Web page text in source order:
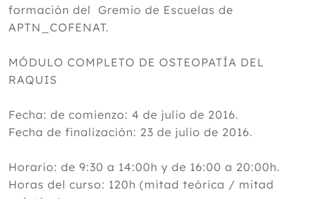
formación del Gremio de Escuelas de
APTN_COFENAT.
MÓDULO COMPLETO DE OSTEOPATÍA DEL
RAQUIS
Fecha: de comienzo: 4 de julio de 2016.
Fecha de finalización: 23 de julio de 2016.
Horario: de 9:30 a 14:00h y de 16:00 a 20:00h.
Horas del curso: 120h (mitad teórica / mitad